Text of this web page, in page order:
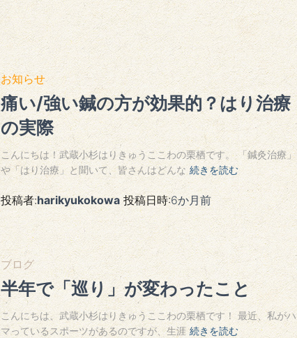
お知らせ
痛い/強い鍼の方が効果的？はり治療
の実際
こんにちは！武蔵小杉はりきゅうここわの栗栖です。 「鍼灸治療」
や「はり治療」と聞いて、皆さんはどんな 続きを読む
投稿者:harikyukokowa 投稿日時:6か月前
ブログ
半年で「巡り」が変わったこと
こんにちは、武蔵小杉はりきゅうここわの栗栖です！ 最近、私がハ
マっているスポーツがあるのですが、生涯 続きを読む